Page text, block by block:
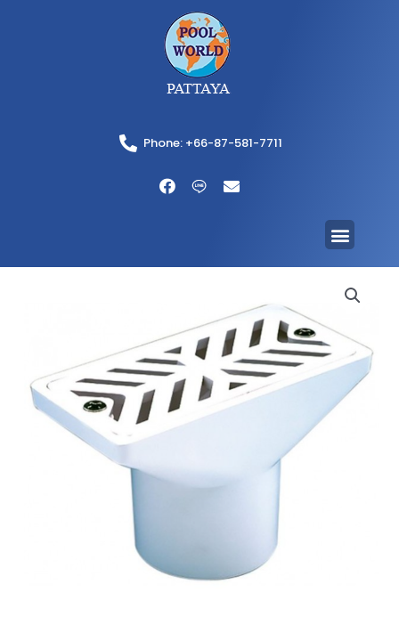
Phone: +66-87-581-7711